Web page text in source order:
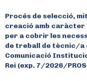
Procés de selecció,
creació amb caràcter
per a cobrir les
de treball de tècnic/a
Comunicació
Rei (exp. 7/2026/